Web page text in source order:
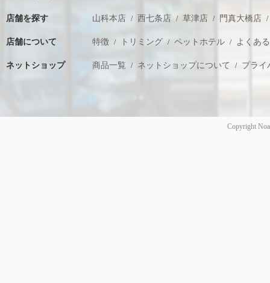
店舗を探す 山科本店 西七条店 草津店 門真大橋店
店舗について 特徴 トリミング ペットホテル よくあ
ネットショップ 商品一覧 ネットショップについて プライ
Copyright